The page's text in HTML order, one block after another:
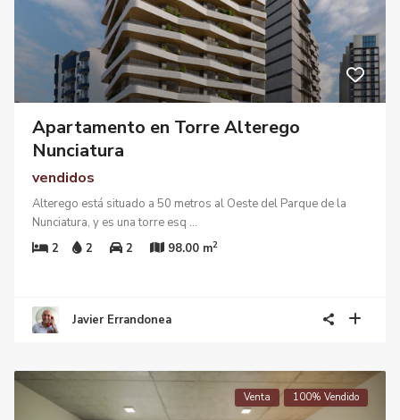
Apartamento en Torre Alterego
Nunciatura
vendidos
Alterego está situado a 50 metros al Oeste del Parque de la
Nunciatura, y es una torre esq ...
2
2 2 98.00 m2
Javier Errandonea
Venta 100% Vendido